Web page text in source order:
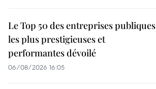
Le Top 50 des entreprises publiques
les plus prestigieuses et
performantes dévoilé
06/08/2026 16:05